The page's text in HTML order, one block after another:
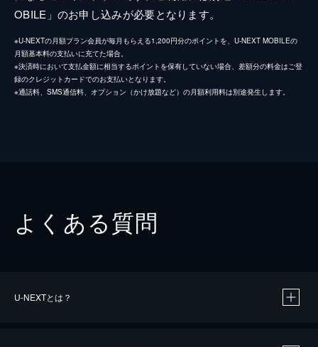
OBILE」のお申し込みが必要となります。
※U-NEXTの月額プラン会員が毎月もらえる1,200円分のポイントを、U-NEXT MOBILEの
月額基本料の支払いに充てた場合。
※決済時において支払金額に相当するポイントを保有していない場合、差額分の料金はご登
録のクレジットカードでのお支払いとなります。
※通話料、SMS通信料、オプション（かけ放題など）の月額利用料は別途発生します。
よくある質問
U-NEXTとは？